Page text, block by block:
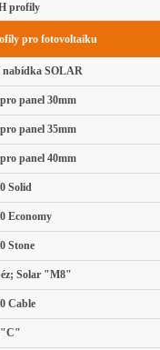
profily
pro fotovoltaiku
nabídka SOLAR
panel 30mm
panel 35mm
panel 40mm
Solid
Economy
Stone
Solar "M8"
Cable
"C"